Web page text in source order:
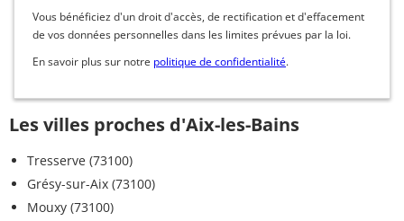
Vous bénéficiez d'un droit d'accès, de rectification et d'effacement
de vos données personnelles dans les limites prévues par la loi.
En savoir plus sur notre politique de confidentialité.
Les villes proches d'Aix-les-Bains
Tresserve (73100)
Grésy-sur-Aix (73100)
Mouxy (73100)